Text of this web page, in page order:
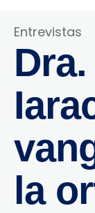
Entrevistas
la